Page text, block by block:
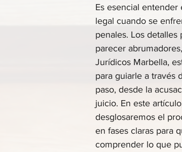
Es esencial entender
legal cuando se
penales. Los detalles
parecer
Jurídicos Marbella,
para guiarle a través
paso, desde la
juicio. En este
desglosaremos el
en fases claras para
comprender lo que